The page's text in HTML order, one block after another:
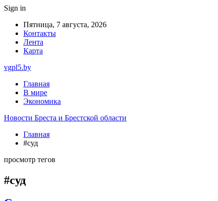
Sign in
Пятница, 7 августа, 2026
Контакты
Лента
Карта
vgpl5.by
Главная
В мире
Экономика
Новости Бреста и Брестской области
Главная
#суд
просмотр тегов
#суд